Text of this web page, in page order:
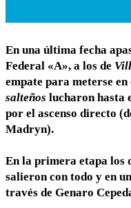
En una última fecha
Federal «A», a los de
empate para meterse
salteños lucharon hasta
por el ascenso directo
Madryn).
En la primera etapa
salieron con todo y en
través de Genaro